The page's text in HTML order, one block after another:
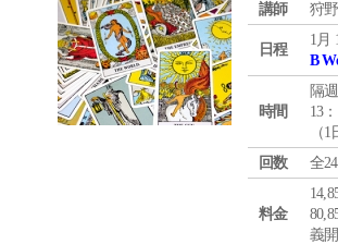
講師 狩
日程
1月
B
時間
隔
13
（
回数
全
料金
義